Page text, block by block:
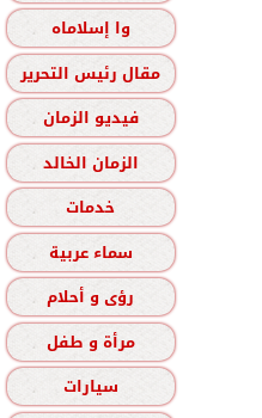
وا إسلاماه
مقال رئيس التحرير
فيديو الزمان
الزمان الخالد
خدمات
سماء عربية
رؤى و أحلام
مرأة و طفل
سيارات